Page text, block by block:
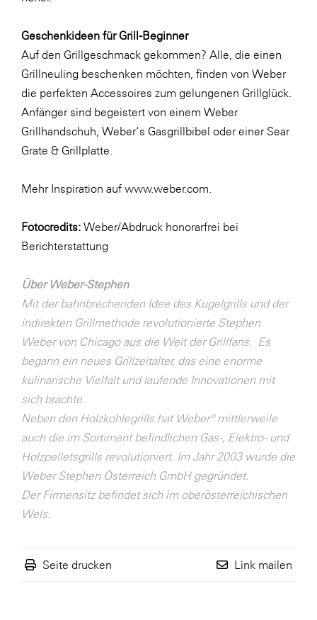
Lidl Österreich
Die Menü-Manufaktur
MTH Retail Group
OMV
OptimaMed
PHH Rechtsanwält:innen
Primark
Salesforce
SeneCura
SERVICE&MORE
SKINUANCE®
Somfy
Sony DADC
SPIEGLTEC
STIHL Tirol
Trend Micro
TAG GmbH
Wirtschaftskammer Salzburg
Geschenkideen für Grill-Beginner
Auf den Grillgeschmack gekommen? Alle, die einen
Grillneuling beschenken möchten, finden von Weber
die perfekten Accessoires zum gelungenen Grillglück.
Anfänger sind begeistert von einem Weber
Grillhandschuh Weber‘s Gasgrillbibel oder einer Sear
Grate & Grillplatte
Mehr Inspiration auf www.weber.com
Fotocredits: Weber/Abdruck honorarfrei bei
Berichterstattung
Über Weber-Stephen
Mit der bahnbrechenden Idee des Kugelgrills und der
indirekten Grillmethode revolutionierte Stephen
Weber von Chicago aus die Welt der Grillfans. Es
begann ein neues Grillzeitalter, das eine enorme
kulinarische Vielfalt und laufende Innovationen mit
sich brachte.
Neben den Holzkohlegrills hat Weber® mittlerweile
auch die im Sortiment befindlichen Gas-, Elektro- und
Holzpelletsgrills revolutioniert. Im Jahr 2003 wurde die
Weber Stephen Österreich GmbH gegründet.
Der Firmensitz befindet sich im oberösterreichischen
Wels.
Seite drucken Link mailen